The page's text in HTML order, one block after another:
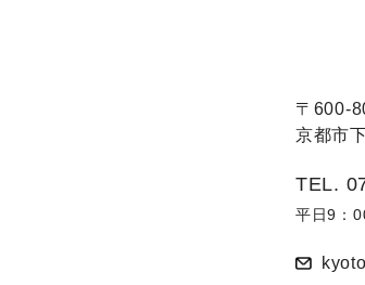
〒600-
京都市
TEL.
平日9：